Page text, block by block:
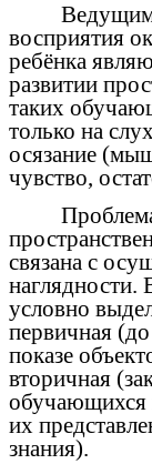
восприятия
ребёнка
развитии
таких
только на
осязание
чувство,
связана с
наглядности.
условно
первичная
показе
вторичная
обучающихся
их
знания).